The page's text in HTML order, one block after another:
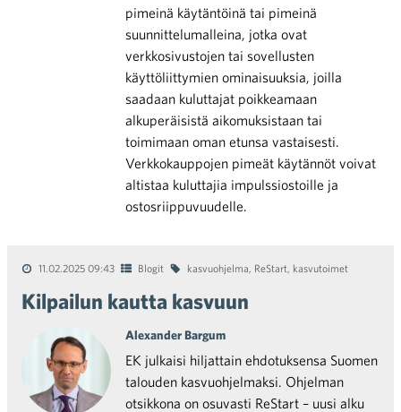
pimeinä käytäntöinä tai pimeinä
suunnittelumalleina, jotka ovat
verkkosivustojen tai sovellusten
käyttöliittymien ominaisuuksia, joilla
saadaan kuluttajat poikkeamaan
alkuperäisistä aikomuksistaan tai
toimimaan oman etunsa vastaisesti.
Verkkokauppojen pimeät käytännöt voivat
altistaa kuluttajia impulssiostoille ja
ostosriippuvuudelle.
11.02.2025 09:43 Blogit kasvuohjelma, ReStart, kasvutoimet
Kilpailun kautta kasvuun
Alexander Bargum
EK julkaisi hiljattain ehdotuksensa Suomen
talouden kasvuohjelmaksi. Ohjelman
otsikkona on osuvasti ReStart – uusi alku